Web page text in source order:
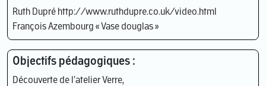
Ruth Dupré http://www.ruthdupre.co.uk/video.html
François Azembourg « Vase douglas »
Objectifs pédagogiques :
Découverte de l’atelier Verre,